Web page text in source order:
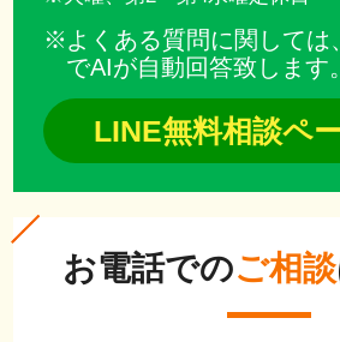
よくある質問に関しては
でAIが自動回答致します。
LINE無料相談ペ
お電話でのご相談